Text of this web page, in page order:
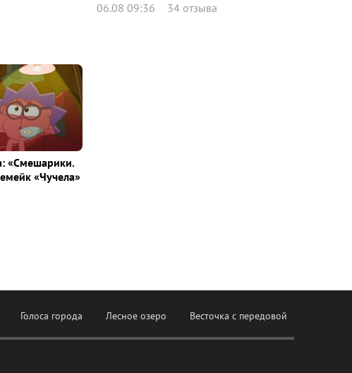
06.08 09:36 34 отзыва
«Смешарики.
«Чучела»
Голоса города Лесное озеро Весточка с передовой